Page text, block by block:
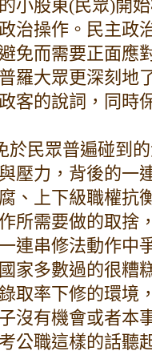
小股東(民眾)開
治操作。民主政
免而需要正面應
羅大眾更深刻地
客的說詞，同時
於民眾普遍碰到
壓力，背後的一
、上下級職權抗
所需要做的取捨
連串修法動作中
家多數過的很糟
取率下修的環境
沒有機會或者本
公職這樣的話聽